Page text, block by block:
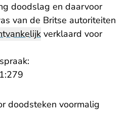
doodslag en daarvoor
van de Britse autoriteiten
verklaard voor
doodsteken voormalig